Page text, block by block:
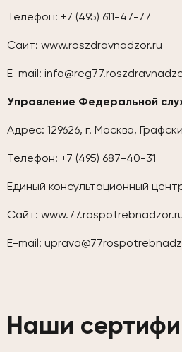
Телефон: +7 (495) 611-47-77
Сайт: www.roszdravnadzor.ru
E-mail:
Управление Федеральной
Адрес: 129626, г. Москва,
Телефон: +7 (495) 687-40-31
Единый консультационный
Сайт:
E-mail:
Наши